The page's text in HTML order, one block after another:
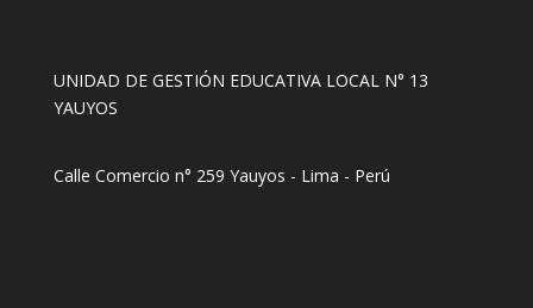
UNIDAD DE GESTIÓN EDUCATIVA LOCAL N° 13
YAUYOS
Calle Comercio n° 259 Yauyos - Lima - Perú